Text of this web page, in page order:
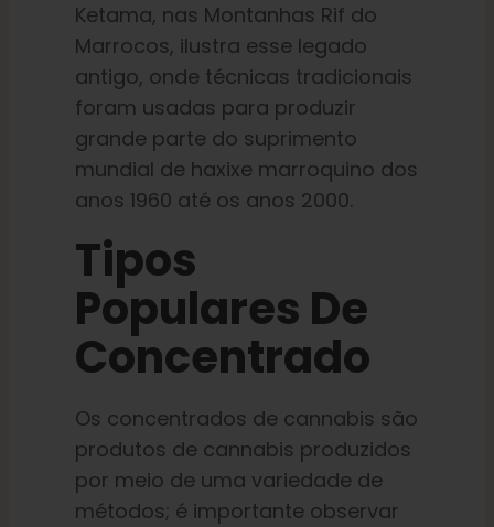
Ketama, nas Montanhas Rif do
Marrocos, ilustra esse legado
antigo, onde técnicas tradicionais
foram usadas para produzir
grande parte do suprimento
mundial de haxixe marroquino dos
anos 1960 até os anos 2000.
Tipos
Populares De
Concentrado
Os concentrados de cannabis são
produtos de cannabis produzidos
por meio de uma variedade de
métodos; é importante observar